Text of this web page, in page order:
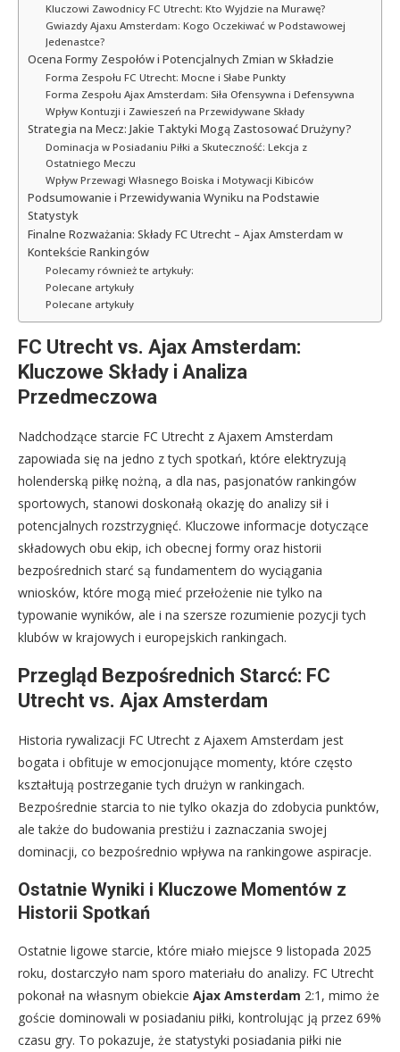
Kluczowi Zawodnicy FC Utrecht: Kto Wyjdzie na Murawę?
Gwiazdy Ajaxu Amsterdam: Kogo Oczekiwać w Podstawowej
Jedenastce?
Ocena Formy Zespołów i Potencjalnych Zmian w Składzie
Forma Zespołu FC Utrecht: Mocne i Słabe Punkty
Forma Zespołu Ajax Amsterdam: Siła Ofensywna i Defensywna
Wpływ Kontuzji i Zawieszeń na Przewidywane Składy
Strategia na Mecz: Jakie Taktyki Mogą Zastosować Drużyny?
Dominacja w Posiadaniu Piłki a Skuteczność: Lekcja z
Ostatniego Meczu
Wpływ Przewagi Własnego Boiska i Motywacji Kibiców
Podsumowanie i Przewidywania Wyniku na Podstawie
Statystyk
Finalne Rozważania: Składy FC Utrecht – Ajax Amsterdam w
Kontekście Rankingów
Polecamy również te artykuły:
Polecane artykuły
Polecane artykuły
FC Utrecht vs. Ajax Amsterdam:
Kluczowe Składy i Analiza
Przedmeczowa
Nadchodzące starcie FC Utrecht z Ajaxem Amsterdam
zapowiada się na jedno z tych spotkań, które elektryzują
holenderską piłkę nożną, a dla nas, pasjonatów rankingów
sportowych, stanowi doskonałą okazję do analizy sił i
potencjalnych rozstrzygnięć. Kluczowe informacje dotyczące
składowych obu ekip, ich obecnej formy oraz historii
bezpośrednich starć są fundamentem do wyciągania
wniosków, które mogą mieć przełożenie nie tylko na
typowanie wyników, ale i na szersze rozumienie pozycji tych
klubów w krajowych i europejskich rankingach.
Przegląd Bezpośrednich Starcć: FC
Utrecht vs. Ajax Amsterdam
Historia rywalizacji FC Utrecht z Ajaxem Amsterdam jest
bogata i obfituje w emocjonujące momenty, które często
kształtują postrzeganie tych drużyn w rankingach.
Bezpośrednie starcia to nie tylko okazja do zdobycia punktów,
ale także do budowania prestiżu i zaznaczania swojej
dominacji, co bezpośrednio wpływa na rankingowe aspiracje.
Ostatnie Wyniki i Kluczowe Momentów z
Historii Spotkań
Ostatnie ligowe starcie, które miało miejsce 9 listopada 2025
roku, dostarczyło nam sporo materiału do analizy. FC Utrecht
pokonał na własnym obiekcie Ajax Amsterdam 2:1, mimo że
goście dominowali w posiadaniu piłki, kontrolując ją przez 69%
czasu gry. To pokazuje, że statystyki posiadania piłki nie